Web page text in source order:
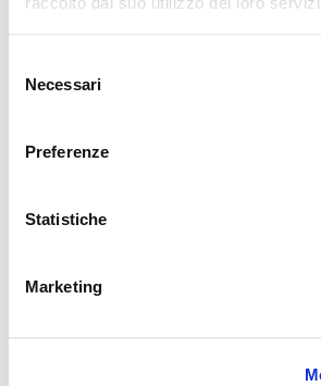
delNecessari
Preferenze
Statistiche
Marketing
Planimetria